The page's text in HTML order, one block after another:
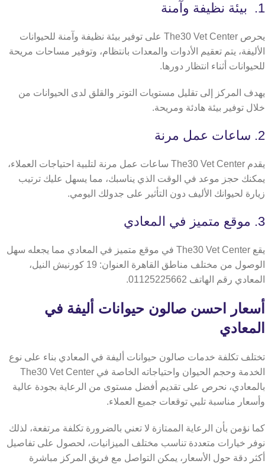
1. بيئة نظيفة وآمنة
يحرص The30 Vet Center على توفير بيئة نظيفة وآمنة للحيوانات
الأليفة، يتم تعقيم الأدوات والمعدات بانتظام، وتوفير مساحات مريحة
للحيوانات أثناء انتظار دورها.
يهدف المركز إلى تقليل مستويات التوتر والقلق لدى الحيوانات من
خلال توفير بيئة هادئة ومريحة.
2. ساعات عمل مرنة
يقدم The30 Vet Center ساعات عمل مرنة لتلبية احتياجات العملاء،
يمكنك حجز موعد في الوقت الذي يناسبك، مما يسهل عليك ترتيب
زيارة لحيوانك الأليف دون التأثير على جدولك اليومي.
3. موقع متميز في المعادي
يقع The30 Vet Center في موقع متميز في المعادي مما يجعله سهل
الوصول من مختلف مناطق القاهرة العنوان: 19 كورنيش النيل،
المعادي رقم الهاتف 01125225662.
أسعار احسن صالون حيوانات أليفة في
المعادي
تختلف تكلفة خدمات صالون حيوانات أليفة في المعادي بناء على نوع
الخدمة وحجم الحيوان واحتياجاته الخاصة في The30 Vet Center
بالمعادي، نحرص على تقديم أفضل مستوى من الرعاية بجودة عالية
وأسعار مناسبة تلبي توقعات جميع العملاء.
كما نؤمن بأن الرعاية الممتازة لا تعني بالضرورة تكلفة مرتفعة، لذلك
نوفر خيارات متعددة تناسب مختلف الميزانيات، لحصول على تفاصيل
أكثر دقة حول الأسعار، يمكن التواصل مع فريق المركز مباشرة